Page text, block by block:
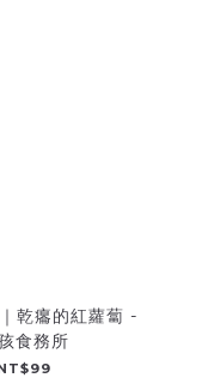
乾癟的紅蘿蔔 -
食務所